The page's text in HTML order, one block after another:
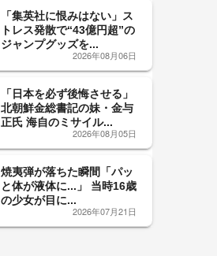
「集英社に恨みはない」ス
トレス発散で“43億円超”の
ジャンプグッズを...
2026年08月06日
「日本を必ず後悔させる」
北朝鮮金総書記の妹・金与
正氏 海自のミサイル...
2026年08月05日
焼夷弾が落ちた瞬間「パッ
と体が液体に...」 当時16歳
の少女が目に...
2026年07月21日